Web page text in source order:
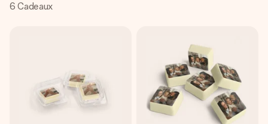
son prénom, votre photo ou un message qui touche le cœur.
Sans complications, juste tout l’amour pour le moment idéal.
6 Cadeaux